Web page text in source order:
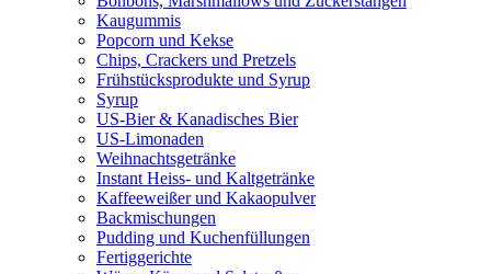
Kaugummis
Popcorn und Kekse
Chips, Crackers und Pretzels
Frühstücksprodukte und Syrup
Syrup
US-Bier & Kanadisches Bier
US-Limonaden
Weihnachtsgetränke
Instant Heiss- und Kaltgetränke
Kaffeeweißer und Kakaopulver
Backmischungen
Pudding und Kuchenfüllungen
Fertiggerichte